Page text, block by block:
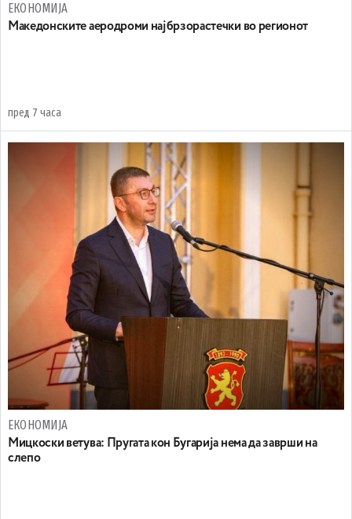
ЕКОНОМИЈА
Maкедонските аеродроми најбрзорастечки во регионот
пред 7 часа
ЕКОНОМИЈА
Mицкоски ветува: Пругата кон Бугарија нема да заврши на
слепо